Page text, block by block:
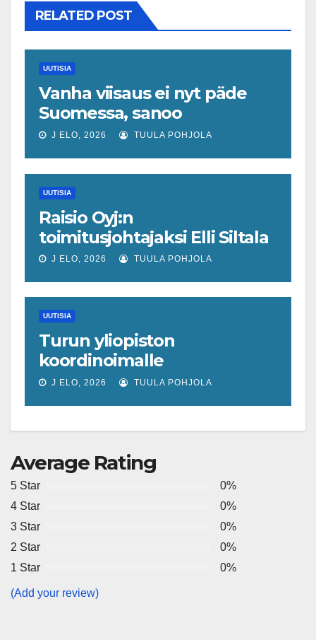
RELATED POST
UUTISIA
Vanha viisaus ei nyt päde
Suomessa, sanoo
ekonomisti, joka odottaa
ripeämpää piristymistä
J ELO, 2026 TUULA POHJOLA
UUTISIA
Raisio Oyj:n
toimitusjohtajaksi Elli Siltala
J ELO, 2026 TUULA POHJOLA
UUTISIA
Turun yliopiston
koordinoimalle
tohtoriverkostolle 4,4
J ELO, 2026 TUULA POHJOLA
Average Rating
5 Star
0%
4 Star
0%
3 Star
0%
2 Star
0%
1 Star
0%
(Add your review)